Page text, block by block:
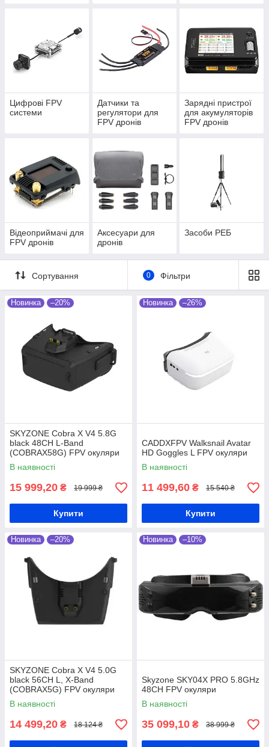
Цифрові FPV
системи
Датчики та
регулятори для
FPV дронів
Зарядні пристрої
для акумуляторів
FPV дронів
Відеоприймачі для
FPV дронів
Аксесуари для
дронів
Засоби РЕБ
Сортування 0 Фільтри
Новинка –20%
SKYZONE Cobra X V4 5.8G
black 48CH L-Band
(COBRAX58G) FPV окуляри
В наявності
15 999,20 ₴ 19 999 ₴
Купити
Новинка –26%
CADDXFPV Walksnail Avatar
HD Goggles L FPV окуляри
В наявності
11 499,60 ₴ 15 540 ₴
Купити
Новинка –20%
SKYZONE Cobra X V4 5.0G
black 56CH L, X-Band
(COBRAX5G) FPV окуляри
В наявності
14 499,20 ₴ 18 124 ₴
Новинка –10%
Skyzone SKY04X PRO 5.8GHz
48CH FPV окуляри
В наявності
35 099,10 ₴ 38 999 ₴